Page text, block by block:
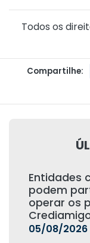
Todos os
Compartilhe:
Entidades
podem
operar os
05/08/2026